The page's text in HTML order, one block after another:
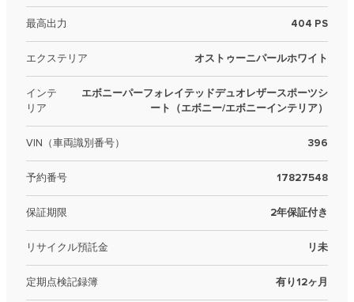
最高出力 404 PS
エクステリア オストゥーニパールホワイト
インテ
リア
エボニーパーフォレイテッドデュオレザースポーツシ
ート（エボニー/エボニーインテリア）
VIN（車両識別番号） 396
予約番号 17827548
保証期限 2年保証付き
リサイクル預託金 リ未
定期点検記録簿 有り12ヶ月